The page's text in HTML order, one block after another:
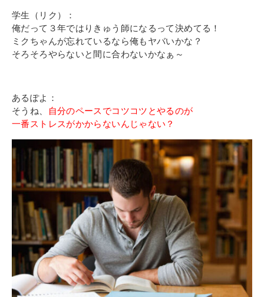
学生（リク）：
俺だって３年ではりきゅう師になるって決めてる！
ミクちゃんが忘れているなら俺もヤバいかな？
そろそろやらないと間に合わないかなぁ～
あるぽよ：
そうね、
自分のペースでコツコツとやるのが
一番ストレスがかからないんじゃない？